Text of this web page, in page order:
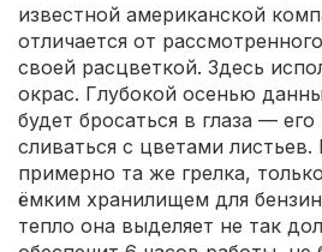
известной американской
отличается от
своей расцветкой. Здесь
окрас. Глубокой осенью
будет бросаться в глаза — его
сливаться с цветами
примерно та же грелка,
ёмким хранилищем для
тепло она выделяет не так